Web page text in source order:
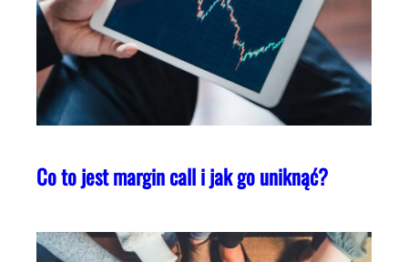
Co to jest margin call i jak go uniknąć?